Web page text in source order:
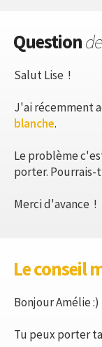
Question
Salut Lise !
J'ai récemment
blanche.
Le problème
porter. Pourrais-
Merci d'avance !
Le conseil
Bonjour Amélie :)
Tu peux porter